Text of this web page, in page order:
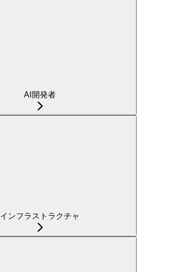
AI開発者
インフラストラクチャ